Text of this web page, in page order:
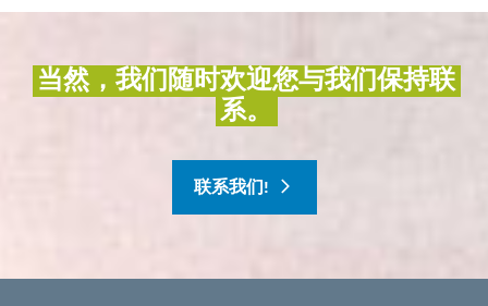
当然，我们随时欢迎您与我们保持联
系。
联系我们!